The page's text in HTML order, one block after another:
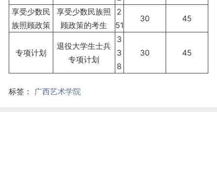
享受少数民
族照顾政策
享受少数民族照
顾政策的考生
2
51
30 45
专项计划
退役大学生士兵
专项计划
3
3
8
30 45
标签： 广西艺术学院